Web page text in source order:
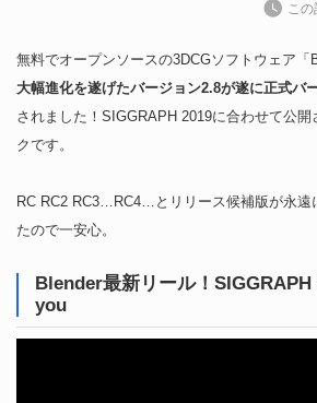
この
無料でオープンソースの3DCGソフトウェア「
大幅進化を遂げたバージョン2.8が遂に正式バ
されました！SIGGRAPH 2019に合わせて公開
クです。
RC RC2 RC3…RC4…とリリース候補版が永遠
たので一安心。
Blender最新リール！
you